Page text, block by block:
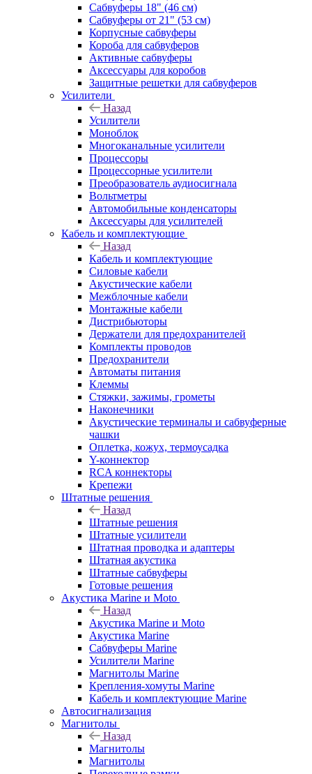
Сабвуферы 18" (46 см)
Сабвуферы от 21" (53 см)
Корпусные сабвуферы
Короба для сабвуферов
Активные сабвуферы
Аксессуары для коробов
Защитные решетки для сабвуферов
Усилители
Назад
Усилители
Моноблок
Многоканальные усилители
Процессоры
Процессорные усилители
Преобразователь аудиосигнала
Вольтметры
Автомобильные конденсаторы
Аксессуары для усилителей
Кабель и комплектующие
Назад
Кабель и комплектующие
Силовые кабели
Акустические кабели
Межблочные кабели
Монтажные кабели
Дистрибьюторы
Держатели для предохранителей
Комплекты проводов
Предохранители
Автоматы питания
Клеммы
Стяжки, зажимы, грометы
Наконечники
Акустические терминалы и сабвуферные
чашки
Оплетка, кожух, термоусадка
Y-коннектор
RCA коннекторы
Крепежи
Штатные решения
Назад
Штатные решения
Штатные усилители
Штатная проводка и адаптеры
Штатная акустика
Штатные сабвуферы
Готовые решения
Акустика Marine и Moto
Назад
Акустика Marine и Moto
Акустика Marine
Сабвуферы Marine
Усилители Marine
Магнитолы Marine
Крепления-хомуты Marine
Кабель и комплектующие Marine
Автосигнализация
Магнитолы
Назад
Магнитолы
Магнитолы